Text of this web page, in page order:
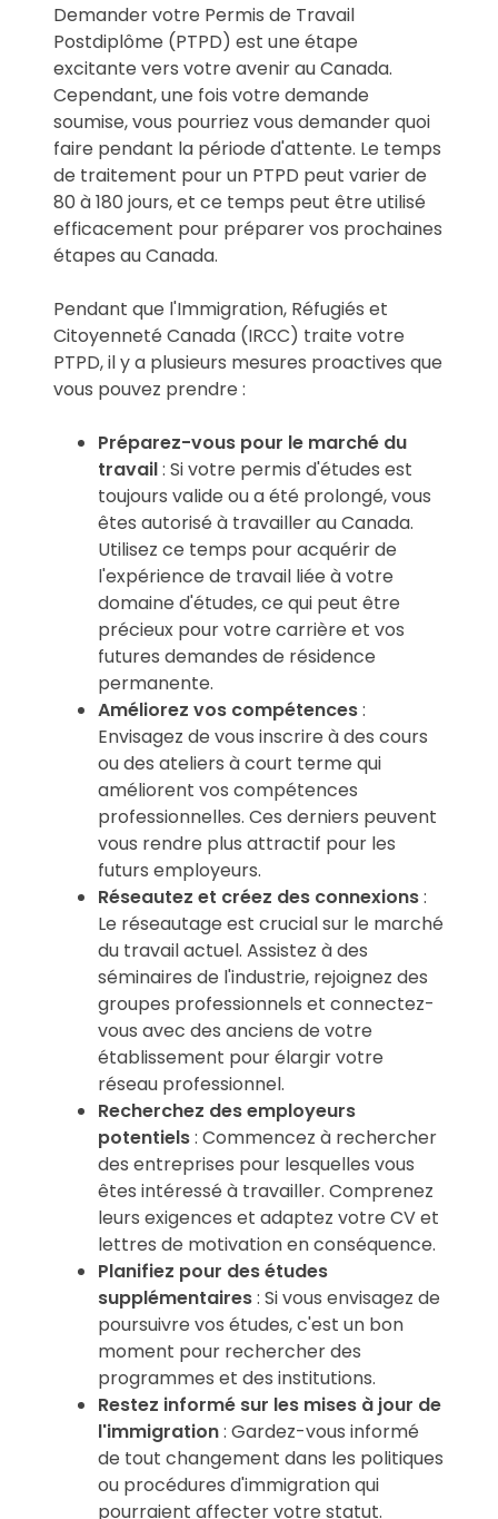
Demander votre Permis de Travail
Postdiplôme (PTPD) est une étape
excitante vers votre avenir au Canada.
Cependant, une fois votre demande
soumise, vous pourriez vous demander quoi
faire pendant la période d'attente. Le temps
de traitement pour un PTPD peut varier de
80 à 180 jours, et ce temps peut être utilisé
efficacement pour préparer vos prochaines
étapes au Canada.
Pendant que l'Immigration, Réfugiés et
Citoyenneté Canada (IRCC) traite votre
PTPD, il y a plusieurs mesures proactives que
vous pouvez prendre :
Préparez-vous pour le marché du
travail: Si votre permis d'études est
toujours valide ou a été prolongé, vous
êtes autorisé à travailler au Canada.
Utilisez ce temps pour acquérir de
l'expérience de travail liée à votre
domaine d'études, ce qui peut être
précieux pour votre carrière et vos
futures demandes de résidence
permanente.
Améliorez vos compétences:
Envisagez de vous inscrire à des cours
ou des ateliers à court terme qui
améliorent vos compétences
professionnelles. Ces derniers peuvent
vous rendre plus attractif pour les
futurs employeurs.
Réseautez et créez des connexions:
Le réseautage est crucial sur le marché
du travail actuel. Assistez à des
séminaires de l'industrie, rejoignez des
groupes professionnels et connectez-
vous avec des anciens de votre
établissement pour élargir votre
réseau professionnel.
Recherchez des employeurs
potentiels: Commencez à rechercher
des entreprises pour lesquelles vous
êtes intéressé à travailler. Comprenez
leurs exigences et adaptez votre CV et
lettres de motivation en conséquence.
Planifiez pour des études
supplémentaires: Si vous envisagez de
poursuivre vos études, c'est un bon
moment pour rechercher des
programmes et des institutions.
Restez informé sur les mises à jour de
l'immigration: Gardez-vous informé
de tout changement dans les politiques
ou procédures d'immigration qui
pourraient affecter votre statut.